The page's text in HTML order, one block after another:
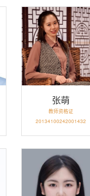
张萌
教师资格证
20134100242001432